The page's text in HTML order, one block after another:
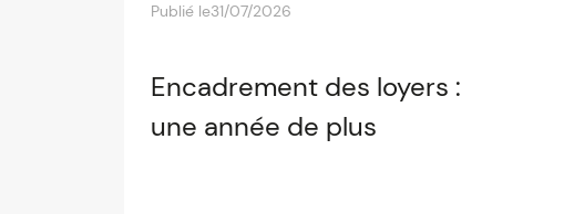
Publié le31/07/2026
Encadrement des loyers :
une année de plus